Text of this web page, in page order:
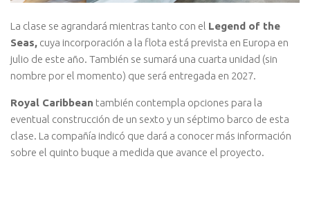
La clase se agrandará mientras tanto con el Legend of the
Seas, cuya incorporación a la flota está prevista en Europa en
julio de este año. También se sumará una cuarta unidad (sin
nombre por el momento) que será entregada en 2027.
Royal Caribbean también contempla opciones para la
eventual construcción de un sexto y un séptimo barco de esta
clase. La compañía indicó que dará a conocer más información
sobre el quinto buque a medida que avance el proyecto.